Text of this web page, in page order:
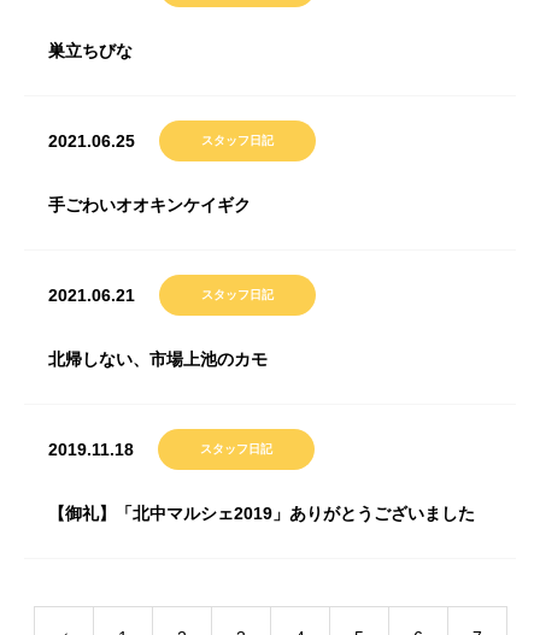
巣立ちびな
2021.06.25 スタッフ日記
手ごわいオオキンケイギク
2021.06.21 スタッフ日記
北帰しない、市場上池のカモ
2019.11.18 スタッフ日記
【御礼】「北中マルシェ2019」ありがとうございました